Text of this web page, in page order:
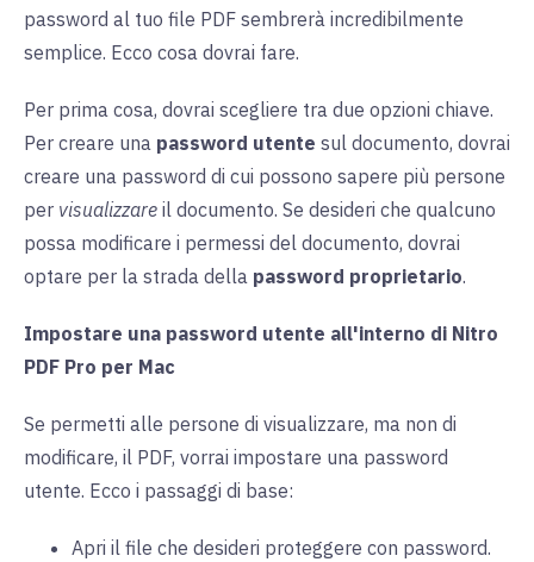
password al tuo file PDF sembrerà incredibilmente
semplice. Ecco cosa dovrai fare.
Per prima cosa, dovrai scegliere tra due opzioni chiave.
Per creare una password utente sul documento, dovrai
creare una password di cui possono sapere più persone
per visualizzare il documento. Se desideri che qualcuno
possa modificare i permessi del documento, dovrai
optare per la strada della password proprietario.
Impostare una password utente all'interno di Nitro
PDF Pro per Mac
Se permetti alle persone di visualizzare, ma non di
modificare, il PDF, vorrai impostare una password
utente. Ecco i passaggi di base:
Apri il file che desideri proteggere con password.